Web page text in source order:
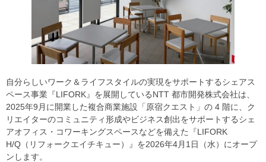
自分らしいワーク＆ライフスタイルの実現をサポートするシェアス
ペース事業『LIFORK』を展開しているNTT 都市開発株式会社は、
2025年9月に開業した複合商業施設「原宿クエスト」の 4 階に、ク
リエイターのコミュニティ形成やビジネス創出をサポートするシェ
アオフィス・コワーキングスペースなどを備えた『LIFORK
H/Q（リフォークエイチキュー）』を2026年4月1日（水）にオープ
ンします。